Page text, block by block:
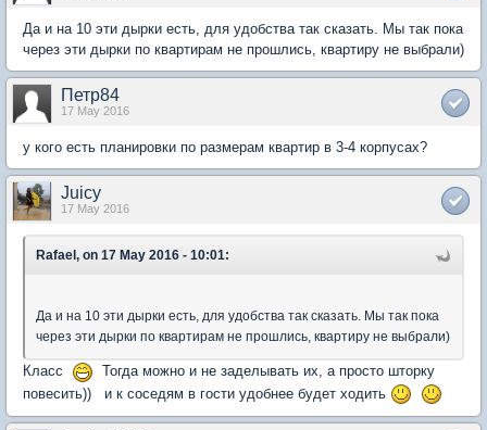
Да и на 10 эти дырки есть, для удобства так сказать. Мы так пока
через эти дырки по квартирам не прошлись, квартиру не выбрали)
Петр84
17 May 2016
у кого есть планировки по размерам квартир в 3-4 корпусах?
Juicy
17 May 2016
Rafael, on 17 May 2016 - 10:01:
Да и на 10 эти дырки есть, для удобства так сказать. Мы так пока
через эти дырки по квартирам не прошлись, квартиру не выбрали)
Класс
Тогда можно и не заделывать их, а просто шторку
повесить)) и к соседям в гости удобнее будет ходить